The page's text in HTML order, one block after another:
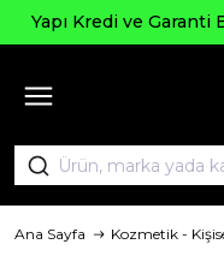
Yapı Kredi ve Garanti
Ana Sayfa Kozmetik -